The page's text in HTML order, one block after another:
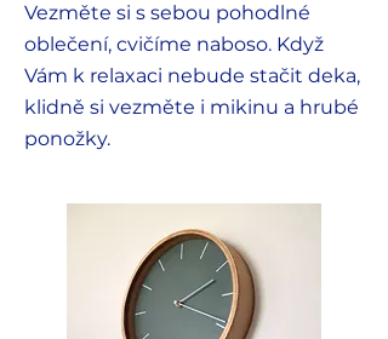
Vezměte si s sebou pohodlné
oblečení, cvičíme naboso. Když
Vám k relaxaci nebude stačit deka,
klidně si vezměte i mikinu a hrubé
ponožky.